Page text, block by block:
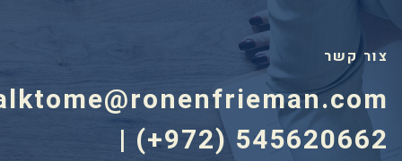
צור קשר
| (+972) 545620662